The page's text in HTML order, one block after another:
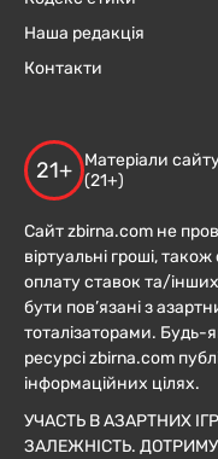
Наша редакція
Контакти
21+
Матеріали
(21+)
Сайт zbirna.com не
віртуальні гроші,
оплату ставок та/
бути пов’язані з
тоталізаторами. Будь-
ресурсі zbirna.com
інформаційних цілях.
УЧАСТЬ В АЗАРТНИХ
ЗАЛЕЖНІСТЬ.